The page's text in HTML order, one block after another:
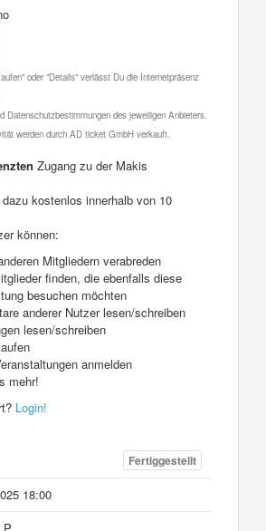
oder "Details" verlässt Du die Internetpräsenz
Datenschutzbestimmungen des jeweiligen Anbieters.
werden durch AD ticket GmbH verkauft.
Zugang zu der Makis
dazu kostenlos innerhalb von 10
können:
Mitgliedern verabreden
finden, die ebenfalls diese
besuchen möchten
anderer Nutzer lesen/schreiben
lesen/schreiben
anmelden
mehr!
Login!
Fertiggestellt
18:00